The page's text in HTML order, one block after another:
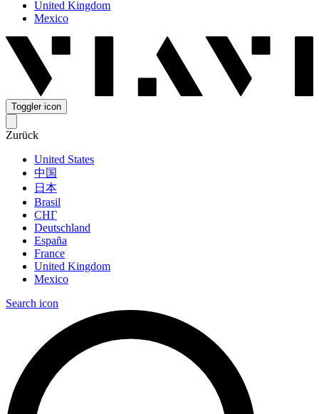
United Kingdom
Mexico
Toggler icon
Zurück
United States
中国
日本
Brasil
СНГ
Deutschland
España
France
United Kingdom
Mexico
Search icon